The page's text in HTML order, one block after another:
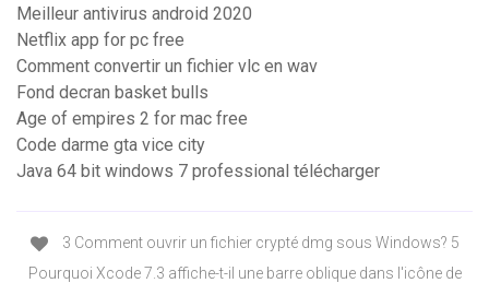
Meilleur antivirus android 2020
Netflix app for pc free
Comment convertir un fichier vlc en wav
Fond decran basket bulls
Age of empires 2 for mac free
Code darme gta vice city
Java 64 bit windows 7 professional télécharger
3 Comment ouvrir un fichier crypté dmg sous Windows? 5
Pourquoi Xcode 7.3 affiche-t-il une barre oblique dans l'icône de